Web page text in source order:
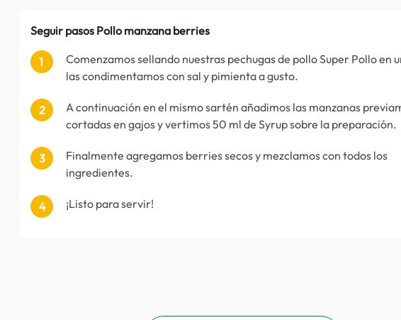
Seguir pasos Pollo manzana berries
Comenzamos sellando nuestras pechugas de pollo Super Pollo en
las condimentamos con sal y pimienta a gusto.
A continuación en el mismo sartén añadimos las manzanas
cortadas en gajos y vertimos 50 ml de Syrup sobre la preparación.
Finalmente agregamos berries secos y mezclamos con todos los
ingredientes.
¡Listo para servir!